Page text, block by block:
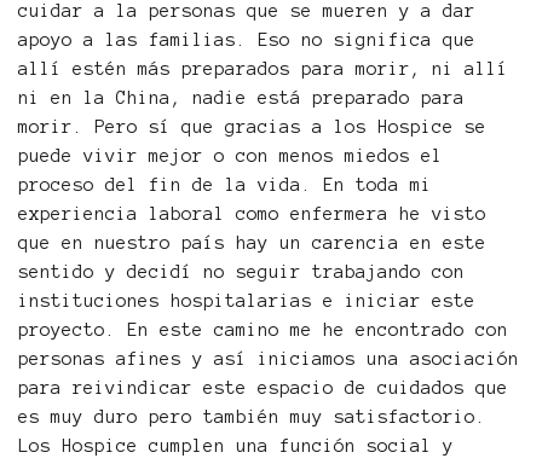
cuidar a la personas que se mueren y a dar
apoyo a las familias. Eso no significa que
allí estén más preparados para morir, ni allí
ni en la China, nadie está preparado para
morir. Pero sí que gracias a los Hospice se
puede vivir mejor o con menos miedos el
proceso del fin de la vida. En toda mi
experiencia laboral como enfermera he visto
que en nuestro país hay un carencia en este
sentido y decidí no seguir trabajando con
instituciones hospitalarias e iniciar este
proyecto. En este camino me he encontrado con
personas afines y así iniciamos una asociación
para reivindicar este espacio de cuidados que
es muy duro pero también muy satisfactorio.
Los Hospice cumplen una función social y